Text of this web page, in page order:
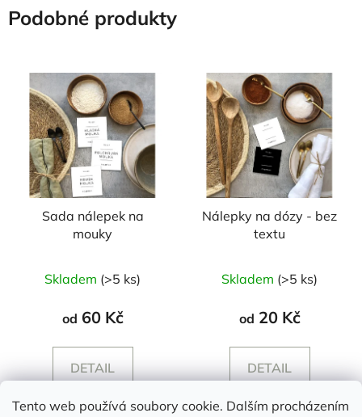
Tento web používá soubory cookie. Dalším procházením
Podobné produkty
Sada nálepek na
mouky
hodnocení
produktu
5,0
z
Skladem (>5 ks)
od 60 Kč
DETAIL
Nálepky na dózy - bez
textu
Skladem (>5 ks)
od 20 Kč
DETAIL